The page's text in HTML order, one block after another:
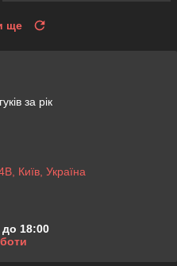
ще
за рік
Київ, Україна
до 18:00